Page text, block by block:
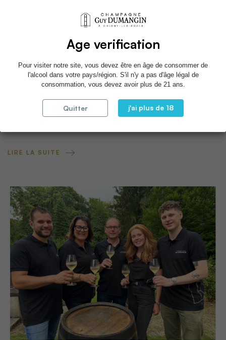
Wine Paris 2025
LIRE LA SUITE
Age verification
Pour visiter notre site, vous devez être en âge de consommer de
l'alcool dans votre pays/région. S'il n'y a pas d'âge légal de
consommation, vous devez avoir plus de 21 ans.
Quitter j'ai plus de 18